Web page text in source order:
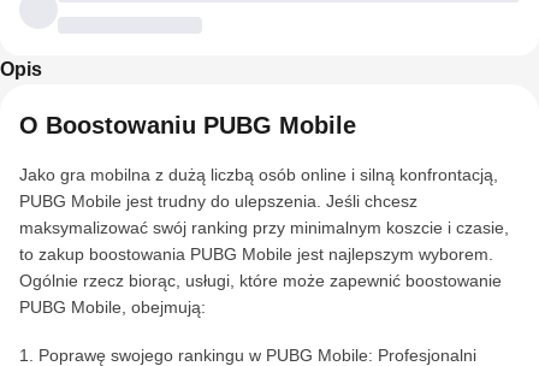
Opis
O Boostowaniu PUBG Mobile
Jako gra mobilna z dużą liczbą osób online i silną konfrontacją,
PUBG Mobile jest trudny do ulepszenia. Jeśli chcesz
maksymalizować swój ranking przy minimalnym koszcie i czasie,
to zakup boostowania PUBG Mobile jest najlepszym wyborem.
Ogólnie rzecz biorąc, usługi, które może zapewnić boostowanie
PUBG Mobile, obejmują:
1. Poprawę swojego rankingu w PUBG Mobile: Profesjonalni